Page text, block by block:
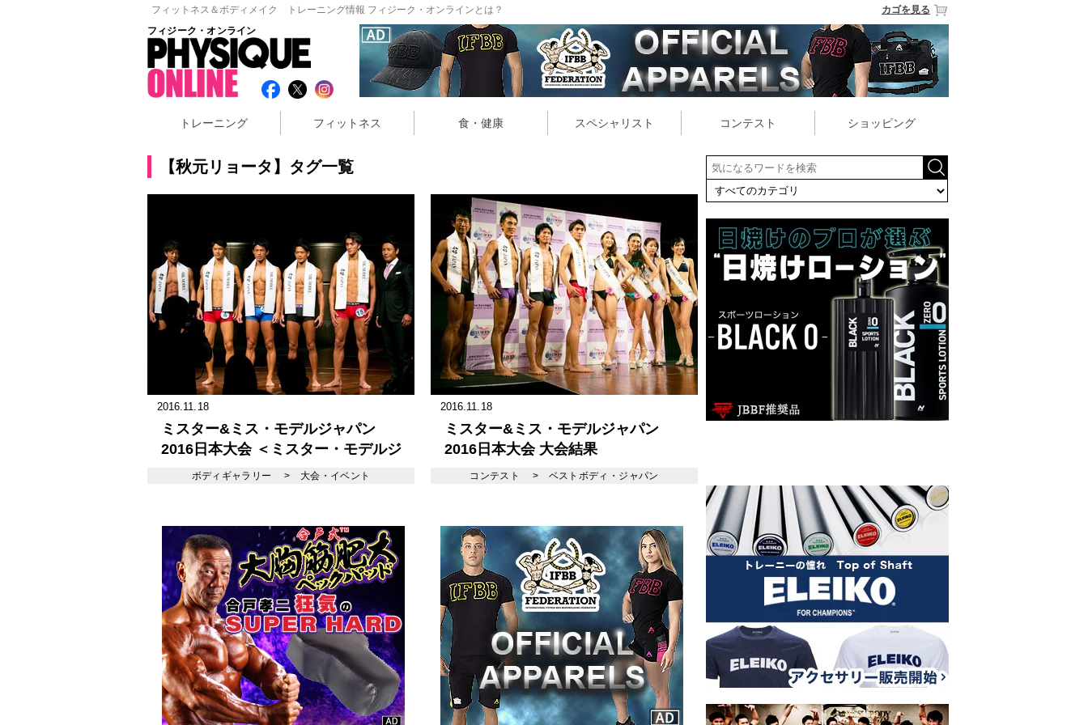
フィットネス＆ボディメイク トレーニング情報 フィジーク・オンラインとは？
カゴを見る
フィジーク・オンライン
トレーニング フィットネス 食・健康 スペシャリスト コンテスト ショッピング
【秋元リョータ】タグ一覧
2016.11.18
ミスター&ミス・モデルジャパン
2016日本大会 ＜ミスター・モデルジ
ャパン＞フレッシャーズクラス
ボディギャラリー > 大会・イベント
2016.11.18
ミスター&ミス・モデルジャパン
2016日本大会 大会結果
コンテスト > ベストボディ・ジャパン